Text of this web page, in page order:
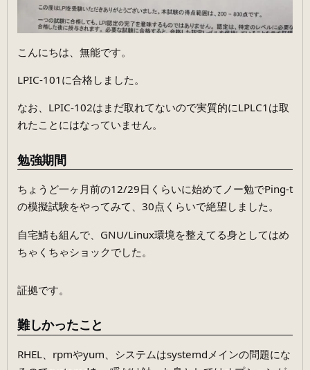
こんにちは、無能です。
LPIC-101に合格しました。
なお、LPIC-102はまだ取れてないので実質的にLPLC1は取
れたことにはなっていません。
勉強期間
ちょうど一ヶ月前の12/29日くらいに始めてノー勉でPing-t
の模擬試験をやってみて、30点くらいで絶望しました。
自宅鯖も組んで、GNU/Linux環境を整えてる身としてはめ
ちゃくちゃショックでした。
証拠です。
難しかったこと
RHEL、rpmやyum、システムはsystemdメインの問題にな